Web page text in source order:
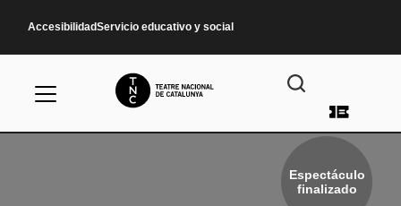
AccesibilidadServicio educativo y social
Menú
Espectáculo
finalizado